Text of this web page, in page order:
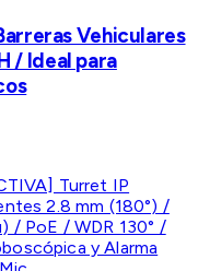
Vehiculares
/ Ideal para